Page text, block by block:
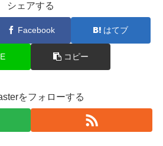
シェアする
Facebook はてブ
コピー
をフォローする